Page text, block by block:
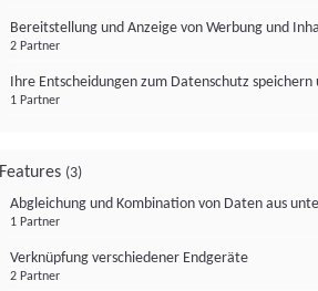
Bereitstellung und Anzeige von Werbung und
2 Partner
Ihre Entscheidungen zum Datenschutz
1 Partner
Features (3)
Abgleichung und Kombination von Daten aus
1 Partner
Verknüpfung verschiedener Endgeräte
2 Partner